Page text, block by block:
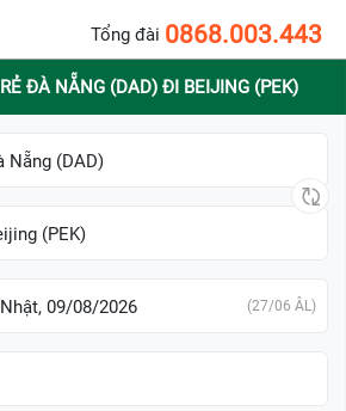
Tổng đài 0868.003.443
ĐÀ NẴNG (DAD) ĐI BEIJING (PEK)
Nẵng (DAD)
(PEK)
09/08/2026 (27/06 ÂL)